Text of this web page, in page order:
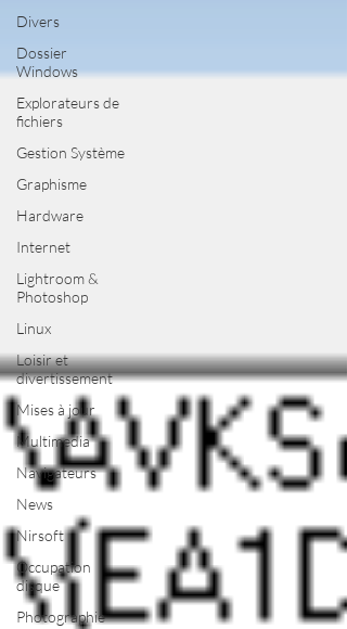
Divers
Dossier
Windows
Explorateurs de
fichiers
Gestion Système
Graphisme
Hardware
Internet
Lightroom &
Photoshop
Linux
Loisir et
divertissement
Mises à jour
Multimedia
Navigateurs
News
Nirsoft
Occupation
disque
Photographie